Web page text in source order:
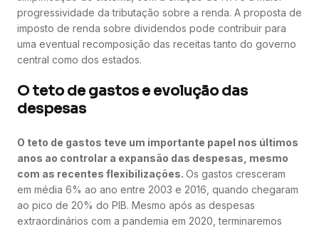
progressividade da tributação sobre a renda. A proposta de
imposto de renda sobre dividendos pode contribuir para
uma eventual recomposição das receitas tanto do governo
central como dos estados.
O teto de gastos e evolução das
despesas
O teto de gastos teve um importante papel nos últimos
anos ao controlar a expansão das despesas, mesmo
com as recentes flexibilizações. Os gastos cresceram
em média 6% ao ano entre 2003 e 2016, quando chegaram
ao pico de 20% do PIB. Mesmo após as despesas
extraordinários com a pandemia em 2020, terminaremos